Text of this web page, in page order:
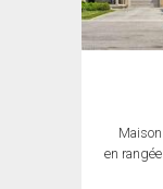
Maison
en rangée